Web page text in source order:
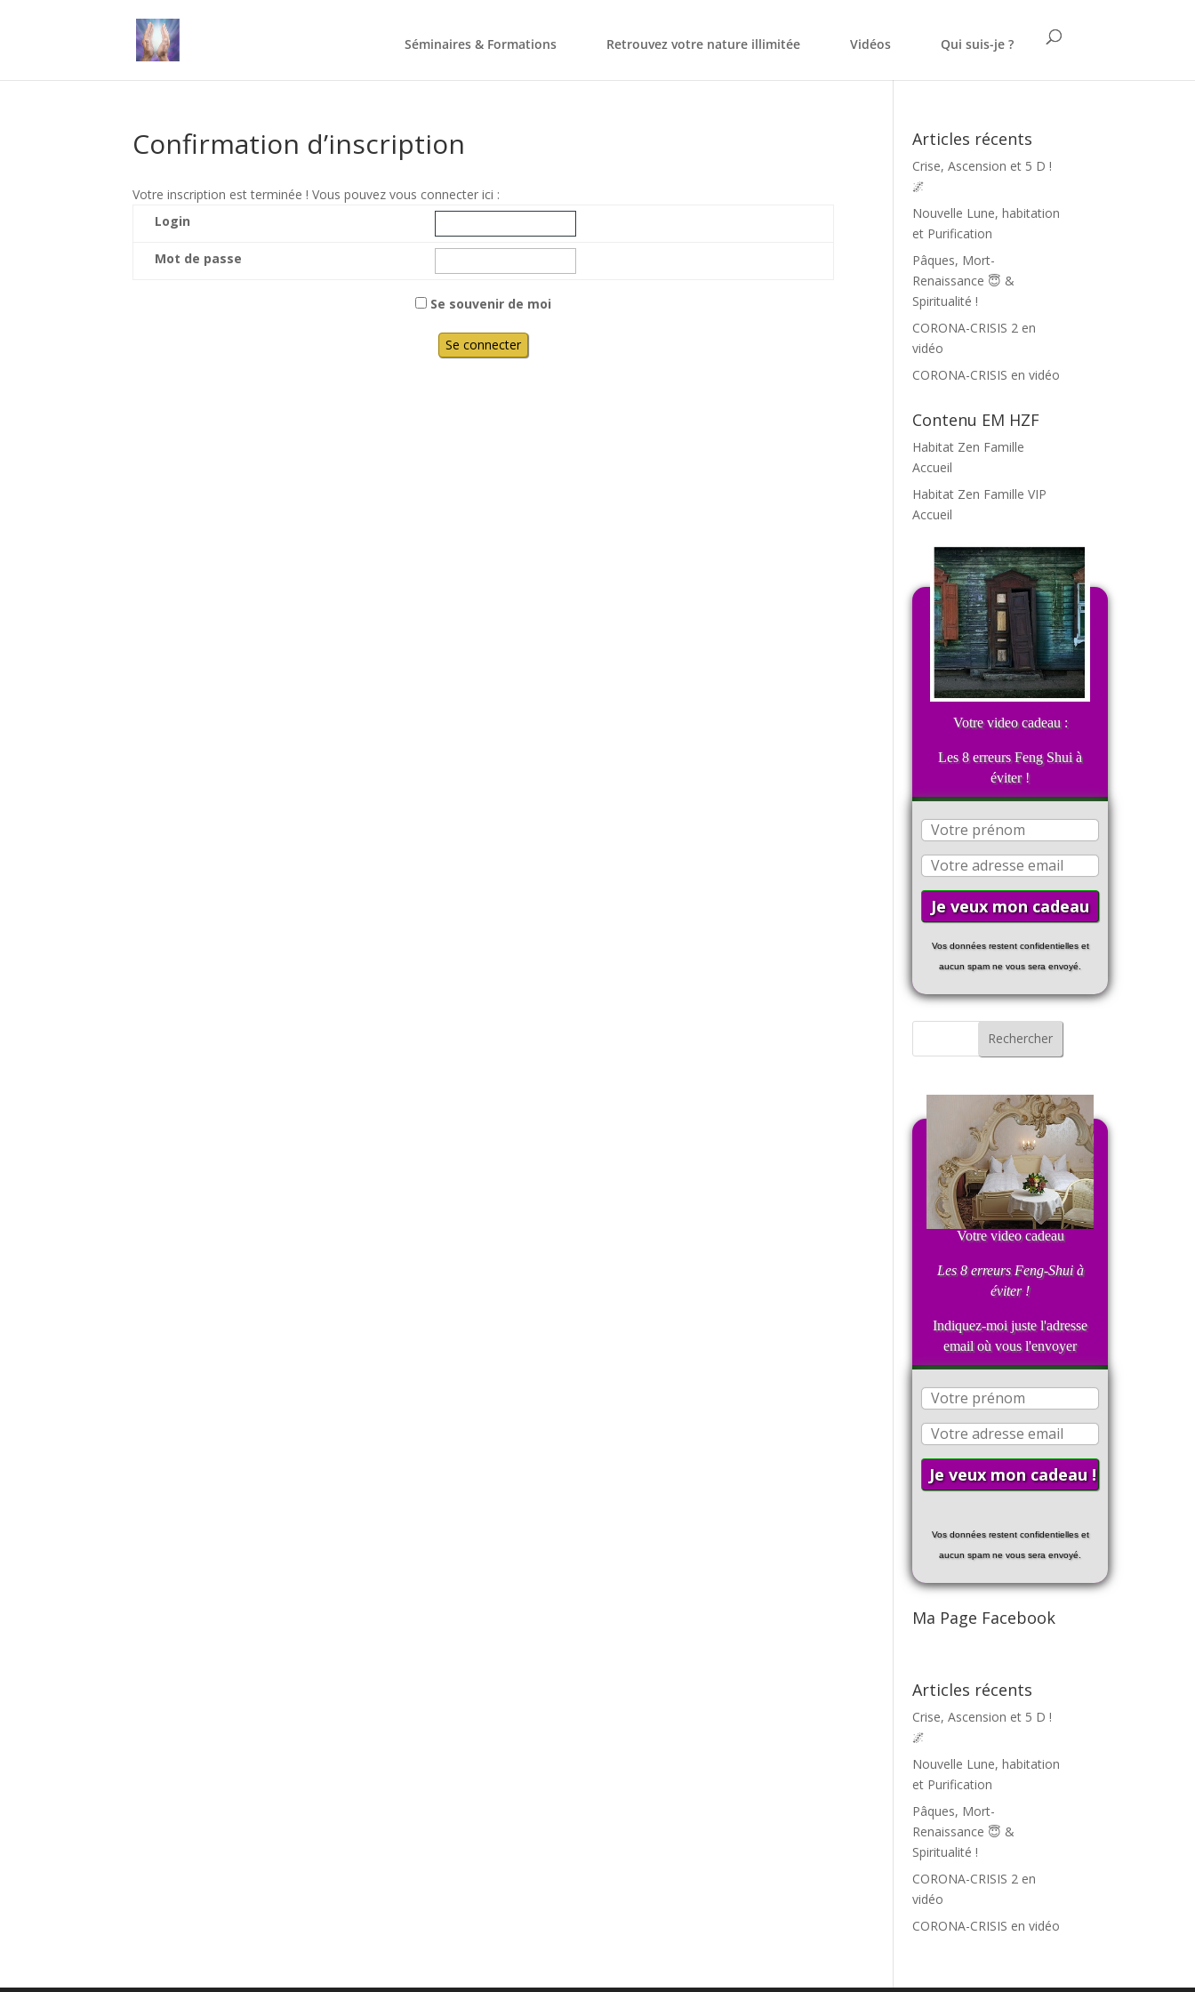
Séminaires & Formations Retrouvez votre nature illimitée Vidéos Qui suis-je ?
Confirmation d’inscription
Votre inscription est terminée ! Vous pouvez vous connecter ici :
Login
Mot de passe
Se souvenir de moi
Articles récents
Crise, Ascension et 5 D !
🌌
Nouvelle Lune, habitation
et Purification
Pâques, Mort-
Renaissance 😇 &
Spiritualité !
CORONA-CRISIS 2 en
vidéo
CORONA-CRISIS en vidéo
Contenu EM HZF
Habitat Zen Famille
Accueil
Habitat Zen Famille VIP
Accueil
Votre video cadeau :
Les 8 erreurs Feng Shui à
éviter !
Vos données restent confidentielles et
aucun spam ne vous sera envoyé.
Votre video cadeau
Les 8 erreurs Feng-Shuià
éviter !
Indiquez-moi juste l'adresse
email où vous l'envoyer
Vos données restent confidentielles et
aucun spam ne vous sera envoyé.
Ma Page Facebook
Articles récents
Crise, Ascension et 5 D !
🌌
Nouvelle Lune, habitation
et Purification
Pâques, Mort-
Renaissance 😇 &
Spiritualité !
CORONA-CRISIS 2 en
vidéo
CORONA-CRISIS en vidéo